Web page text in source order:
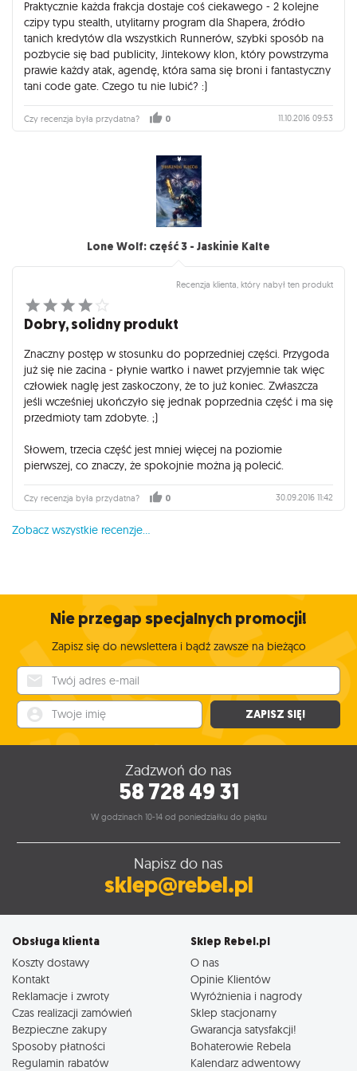
Praktycznie każda frakcja dostaje coś ciekawego - 2 kolejne
czipy typu stealth, utylitarny program dla Shapera, źródło
tanich kredytów dla wszystkich Runnerów, szybki sposób na
pozbycie się bad publicity, Jintekowy klon, który powstrzyma
prawie każdy atak, agendę, która sama się broni i fantastyczny
tani code gate. Czego tu nie lubić? :)
Czy recenzja była przydatna? 0 11.10.2016 09:53
Lone Wolf: część 3 - Jaskinie Kalte
Recenzja klienta, który nabył ten produkt
Dobry, solidny produkt
Znaczny postęp w stosunku do poprzedniej części. Przygoda
już się nie zacina - płynie wartko i nawet przyjemnie tak więc
człowiek naglę jest zaskoczony, że to już koniec. Zwłaszcza
jeśli wcześniej ukończyło się jednak poprzednia część i ma się
przedmioty tam zdobyte. ;)
Słowem, trzecia część jest mniej więcej na poziomie
pierwszej, co znaczy, że spokojnie można ją polecić.
Czy recenzja była przydatna? 0 30.09.2016 11:42
Zobacz wszystkie recenzje...
Nie przegap specjalnych promocji!
Zapisz się do newslettera i bądź zawsze na bieżąco
ZAPISZ SIĘ!
Zadzwoń do nas
58 728 49 31
W godzinach 10-14 od poniedziałku do piątku
Napisz do nas
sklep@rebel.pl
Obsługa klienta
Koszty dostawy
Kontakt
Reklamacje i zwroty
Czas realizacji zamówień
Bezpieczne zakupy
Sposoby płatności
Regulamin rabatów
Sklep Rebel.pl
O nas
Opinie Klientów
Wyróżnienia i nagrody
Sklep stacjonarny
Gwarancja satysfakcji!
Bohaterowie Rebela
Kalendarz adwentowy